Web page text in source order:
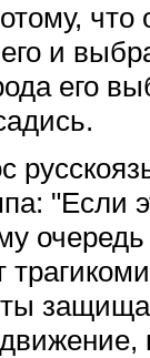
что
и
его
"Если